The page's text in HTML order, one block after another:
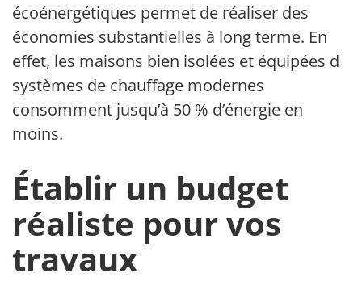
écoénergétiques permet de réaliser des
économies substantielles à long terme. En
effet, les maisons bien isolées et équipées de
systèmes de chauffage modernes
consomment jusqu’à 50 % d’énergie en
moins.
Établir un budget
réaliste pour vos
travaux